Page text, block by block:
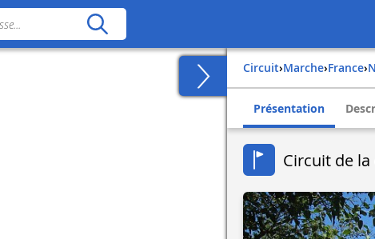
Circuit› Marche› france›
Présentation
Circuit de